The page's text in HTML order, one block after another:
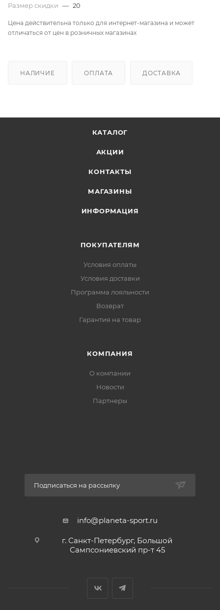
Размер скидки — 20
Цена действительна только для интернет-магазина и может
отличаться от цен в розничных магазинах
НАЛИЧИЕ ОПЛАТА ДОСТАВКА
КАТАЛОГ
АКЦИИ
КОНТАКТЫ
МАГАЗИНЫ
ИНФОРМАЦИЯ
ПОКУПАТЕЛЯМ
Условия оплаты
Условия доставки
Программа лояльности
Возврат
Гарантия на товар
КОМПАНИЯ
О компании
Новости
Партнеры
Подписаться на рассылку
info@planeta-sport.ru
г. Санкт-Петербург, Большой
Сампсониевский пр-т 45